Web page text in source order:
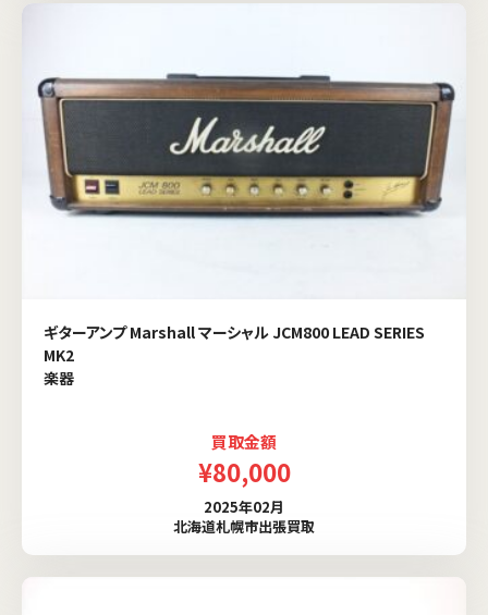
ギターアンプ Marshall マーシャル JCM800 LEAD SERIES
MK2
楽器
買取金額
¥80,000
2025年02月
北海道札幌市出張買取